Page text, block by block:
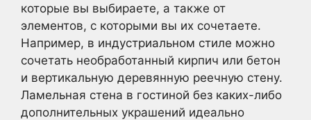
которые вы выбираете, а также от
элементов, с которыми вы их сочетаете.
Например, в индустриальном стиле можно
сочетать необработанный кирпич или бетон
и вертикальную деревянную реечную стену.
Ламельная стена в гостиной без каких-либо
дополнительных украшений идеально